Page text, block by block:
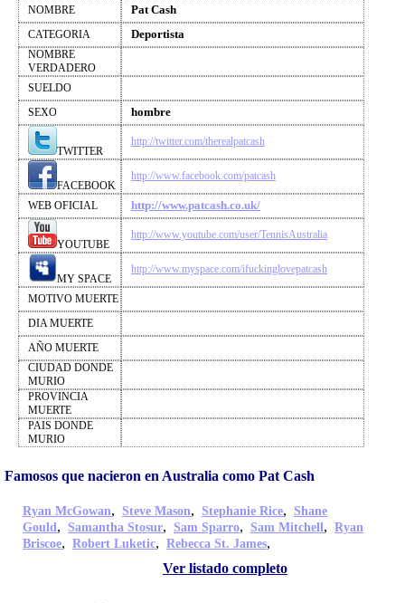
NOMBRE Pat Cash
CATEGORIA Deportista
NOMBRE
VERDADERO
SUELDO
SEXO
hombre
TWITTER
http://twitter.com/therealpatcash
FACEBOOK
http://www.facebook.com/patcash
WEB OFICIAL http://www.patcash.co.uk/
YOUTUBE
http://www.youtube.com/user/TennisAustralia
MY SPACE
http://www.myspace.com/ifuckinglovepatcash
MOTIVO MUERTE
DIA MUERTE
AÑO MUERTE
CIUDAD DONDE
MURIO
PROVINCIA
MUERTE
PAIS DONDE
MURIO
Famosos que nacieron en Australia como Pat Cash
Ryan McGowan, Steve Mason, Stephanie Rice, Shane
Gould, Samantha Stosur, Sam Sparro, Sam Mitchell, Ryan
Briscoe, Robert Luketic, Rebecca St. James,
Ver listado completo